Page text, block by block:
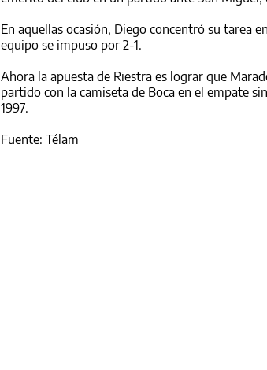
En aquellas ocasión, Diego concentró su tarea
equipo se impuso por 2-1.
Ahora la apuesta de Riestra es lograr que
partido con la camiseta de Boca en el empate
1997.
Fuente: Télam